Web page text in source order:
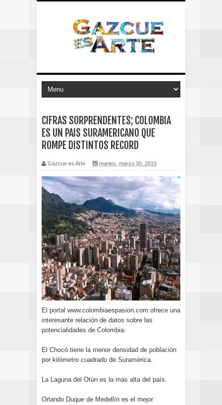
CIFRAS SORPRENDENTES; COLOMBIA
ES UN PAIS SURAMERICANO QUE
ROMPE DISTINTOS RECORD
Gazcue es Arte martes, marzo 30, 2010
El portal www.colombiaespasion.com ofrece una
interesante relación de datos sobre las
potencialidades de Colombia:
El Chocó tiene la menor densidad de población
por kilómetro cuadrado de Suramérica.
La Laguna del Otún es la más alta del país.
Orlando Duque de Medellín es el mejor